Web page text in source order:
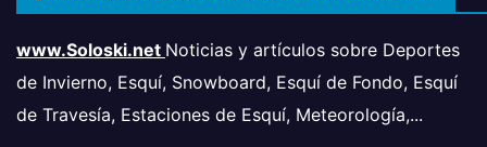
www.Soloski.net Noticias y artículos sobre Deportes
de Invierno, Esquí, Snowboard, Esquí de Fondo, Esquí
de Travesía, Estaciones de Esquí, Meteorología,...